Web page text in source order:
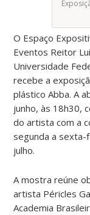
O Espaço
Eventos Reitor
Universidade
recebe a
plástico Abba. A
junho, às 18h30,
do artista com a
segunda a sexta-
julho.
A mostra reúne
artista Péricles
Academia